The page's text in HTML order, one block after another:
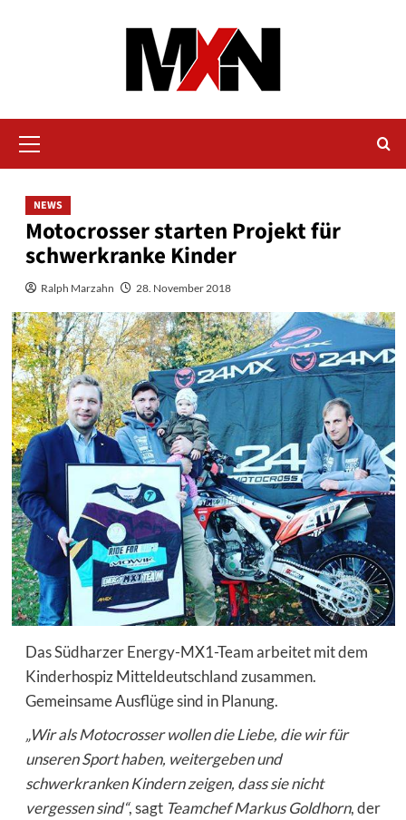
Menü
NEWS
Motocrosser starten Projekt für
schwerkranke Kinder
Ralph Marzahn 28. November 2018
Das Südharzer Energy-MX1-Team arbeitet mit dem
Kinderhospiz Mitteldeutschland zusammen.
Gemeinsame Ausflüge sind in Planung.
„Wir als Motocrosser wollen die Liebe, die wir für
unseren Sport haben, weitergeben und
schwerkranken Kindern zeigen, dass sie nicht
vergessen sind“, sagt Teamchef Markus Goldhorn, der